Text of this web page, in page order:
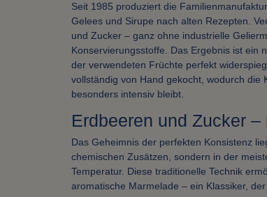
Seit 1985 produziert die
Gelees und Sirupe nach alten Rezepten.
und Zucker – ganz ohne industrielle
Konservierungsstoffe. Das Ergebnis ist ein
der verwendeten Früchte perfekt
vollständig von Hand gekocht, wodurch die
besonders intensiv bleibt.
Erdbeeren und Zucker
Das Geheimnis der perfekten Konsistenz
chemischen Zusätzen, sondern in der
Temperatur. Diese traditionelle Technik
aromatische Marmelade – ein Klassiker,